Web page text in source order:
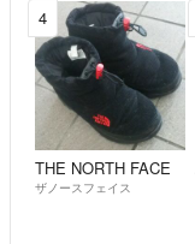
4
THE NORTH FACE
ザノースフェイス